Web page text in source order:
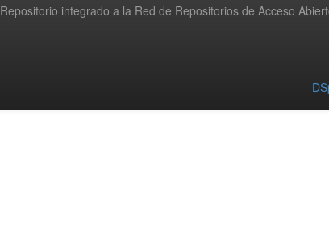
Repositorio integrado a la Red de Repositorios de Acceso